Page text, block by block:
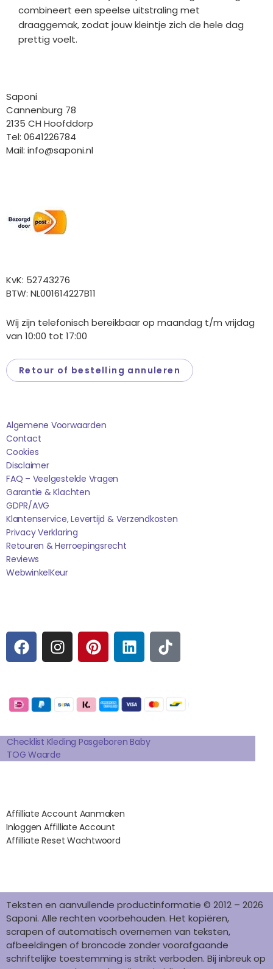
combineert een speelse uitstraling met
draaggemak, zodat jouw kleintje zich de hele dag
prettig voelt.
Saponi
Cannenburg 78
2135 CH Hoofddorp
Tel: 0641226784
Mail: info@saponi.nl
KvK: 52743276
BTW: NL001614227B11
Wij zijn telefonisch bereikbaar op maandag t/m vrijdag
van 10:00 tot 17:00
Retour of bestelling annuleren
Algemene Voorwaarden
Contact
Cookies
Disclaimer
FAQ – Veelgestelde Vragen
Garantie & Klachten
GDPR/AVG
Klantenservice, Levertijd & Verzendkosten
Privacy Verklaring
Retouren & Herroepingsrecht
Reviews
WebwinkelKEur
F
A
C
B
O
O
K
I
N
S
A
R
A
M
P
I
N
E
R
E
S
T
L
I
N
E
D
I
N
T
I
K
O
K
Checklist Kleding Pasgeboren Baby
TOG Waarde
Affilliate Account Aanmaken
Inloggen Affilliate Account
Affilliate Reset Wachtwoord
Teksten en aanvullende productinformatie © 2012 – 2026
Saponi. Alle rechten voorbehouden. Het kopiëren,
scrapen of automatisch overnemen van teksten,
afbeeldingen of broncode zonder voorafgaande
schriftelijke toestemming is strikt verboden. Bij inbreuk op